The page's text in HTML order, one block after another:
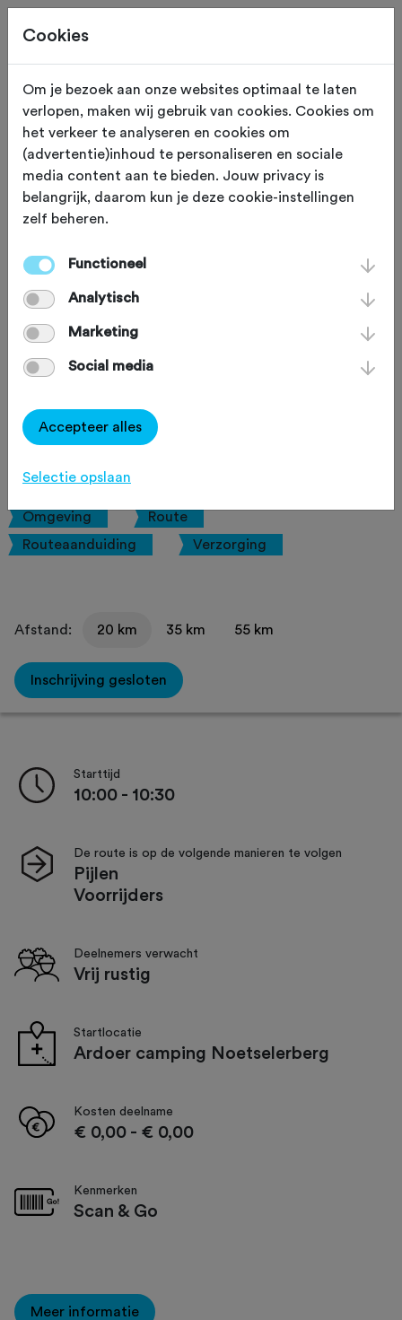
Deze tocht heeft reeds plaatsgevonden op 9-2-2025.
ZONDAG 9 FEB 2025
Eshuis Accountants
Holterberg ATB Tocht
2025
Mountainbike
Omgeving
Route
Routeaanduiding
Verzorging
Afstand: 20 km 35 km 55 km
Inschrijving gesloten
Starttijd
10:00 - 10:30
De route is op de volgende manieren te volgen
Pijlen
Voorrijders
Deelnemers verwacht
Vrij rustig
Startlocatie
Ardoer camping Noetselerberg
Kosten deelname
€ 0,00 - € 0,00
Kenmerken
Scan & Go
Meer informatie
Cookies
Om je bezoek aan onze websites optimaal te laten
verlopen, maken wij gebruik van cookies. Cookies om
het verkeer te analyseren en cookies om
(advertentie)inhoud te personaliseren en sociale
media content aan te bieden. Jouw privacy is
belangrijk, daarom kun je deze cookie-instellingen
zelf beheren.
Functioneel
Analytisch
Marketing
Social media
Accepteer alles
Selectie opslaan